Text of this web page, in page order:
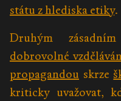
státu z hlediska etiky.
Druhým
dobrovolné
propagandou skrze
kriticky uvažovat,